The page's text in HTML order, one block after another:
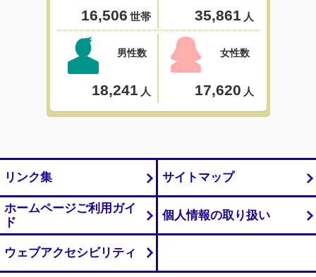
リンク集 サイトマップ
ホームページご利用ガイ
ド
個人情報の取り扱い
ウェブアクセシビリティ